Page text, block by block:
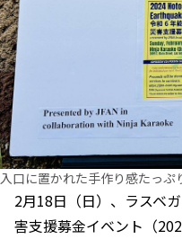
入口に置かれた手作り感たっぷ
2月18日（日）、ラスベ
害支援募金イベント（